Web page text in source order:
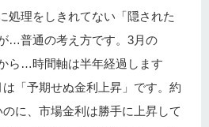
理をしきれてない「隠された
…普通の考え方です。3月の
ら…時間軸は半年経過します
「予期せぬ金利上昇」です。約
に、市場金利は勝手に上昇して